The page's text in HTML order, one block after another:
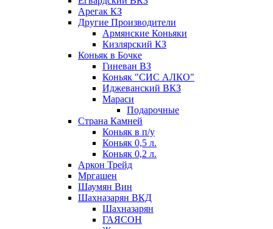
Арегак КЗ
Другие Производители
Армянские Коньяки
Кизлярский КЗ
Коньяк в Бочке
Гиневан ВЗ
Коньяк "СИС АЛКО"
Иджеванский ВКЗ
Мараси
Подарочные
Страна Камней
Коньяк в п/у
Коньяк 0,5 л.
Коньяк 0,2 л.
Аркон Трейд
Мргашен
Шаумян Вин
Шахназарян ВКД
Шахназарян
ГАЯСОН